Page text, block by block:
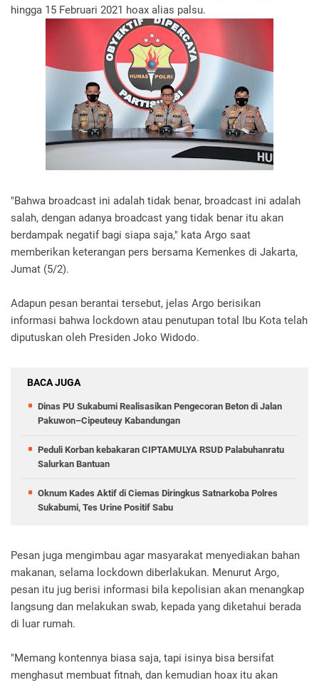
hingga 15 Februari 2021 hoax alias palsu.
"Bahwa broadcast ini adalah tidak benar, broadcast ini adalah
salah, dengan adanya broadcast yang tidak benar itu akan
berdampak negatif bagi siapa saja," kata Argo saat
memberikan keterangan pers bersama Kemenkes di Jakarta,
Jumat (5/2).
Adapun pesan berantai tersebut, jelas Argo berisikan
informasi bahwa lockdown atau penutupan total Ibu Kota telah
diputuskan oleh Presiden Joko Widodo.
BACA JUGA
Dinas PU Sukabumi Realisasikan Pengecoran Beton di Jalan
Pakuwon–Cipeuteuy Kabandungan
Peduli Korban kebakaran CIPTAMULYA RSUD Palabuhanratu
Salurkan Bantuan
Oknum Kades Aktif di Ciemas Diringkus Satnarkoba Polres
Sukabumi, Tes Urine Positif Sabu
Pesan juga mengimbau agar masyarakat menyediakan bahan
makanan, selama lockdown diberlakukan. Menurut Argo,
pesan itu jug berisi informasi bila kepolisian akan menangkap
langsung dan melakukan swab, kepada yang diketahui berada
di luar rumah.
"Memang kontennya biasa saja, tapi isinya bisa bersifat
menghasut membuat fitnah, dan kemudian hoax itu akan